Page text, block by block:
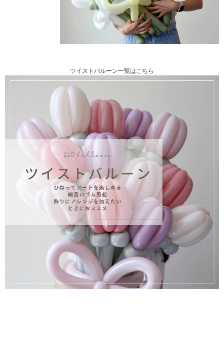
ツイストバルーン一覧はこちら